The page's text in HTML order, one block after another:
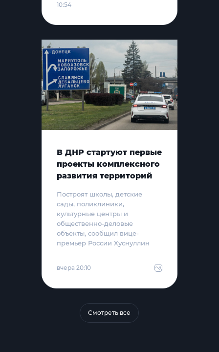
10:54
В ДНР стартуют первые
проекты комплексного
развития территорий
Построят школы, детские
сады, поликлиники,
культурные центры и
общественно-деловые
объекты, сообщил вице-
премьер России Хуснуллин
вчера 20:10
Смотреть все